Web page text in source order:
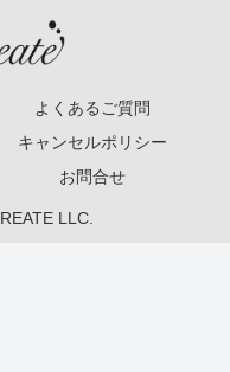
よくあるご質問
キャンセルポリシー
お問合せ
LLC.